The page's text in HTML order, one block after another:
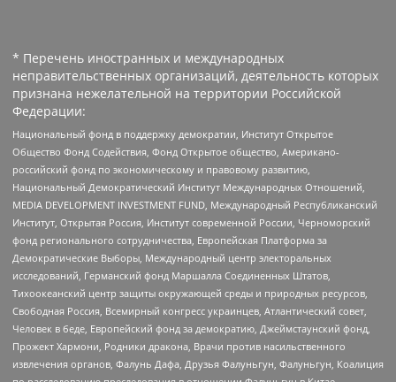
* Перечень иностранных и международных
неправительственных организаций, деятельность которых
признана нежелательной на территории Российской
Федерации:
Национальный фонд в поддержку демократии, Институт Открытое
Общество Фонд Содействия, Фонд Открытое общество, Американо-
российский фонд по экономическому и правовому развитию,
Национальный Демократический Институт Международных Отношений,
MEDIA DEVELOPMENT INVESTMENT FUND, Международный Республиканский
Институт, Открытая Россия, Институт современной России, Черноморский
фонд регионального сотрудничества, Европейская Платформа за
Демократические Выборы, Международный центр электоральных
исследований, Германский фонд Маршалла Соединенных Штатов,
Тихоокеанский центр защиты окружающей среды и природных ресурсов,
Свободная Россия, Всемирный конгресс украинцев, Атлантический совет,
Человек в беде, Европейский фонд за демократию, Джеймстаунский фонд,
Прожект Хармони, Родники дракона, Врачи против насильственного
извлечения органов, Фалунь Дафа, Друзья Фалуньгун, Фалуньгун, Коалиция